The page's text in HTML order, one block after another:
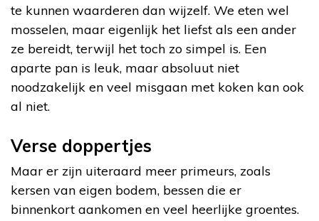
te kunnen waarderen dan wijzelf. We eten wel
mosselen, maar eigenlijk het liefst als een ander
ze bereidt, terwijl het toch zo simpel is. Een
aparte pan is leuk, maar absoluut niet
noodzakelijk en veel misgaan met koken kan ook
al niet.
Verse doppertjes
Maar er zijn uiteraard meer primeurs, zoals
kersen van eigen bodem, bessen die er
binnenkort aankomen en veel heerlijke groentes.